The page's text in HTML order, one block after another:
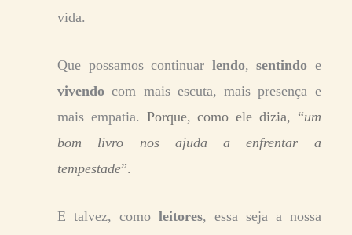
vida.
Que possamos continuar lendo,sentindo e
vivendocom mais escuta, mais presença e
mais empatia. Porque, como ele dizia, “um
bom livro nos ajuda a enfrentar a
tempestade”.
E talvez, como leitores, essa seja a nossa